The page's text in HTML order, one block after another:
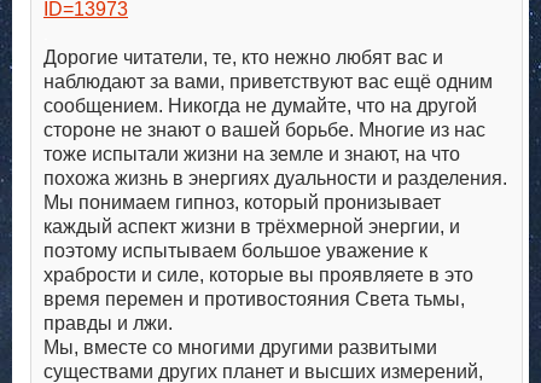
ID=13973
Дорогие читатели, те, кто нежно любят вас и
наблюдают за вами, приветствуют вас ещё одним
сообщением. Никогда не думайте, что на другой
стороне не знают о вашей борьбе. Многие из нас
тоже испытали жизни на земле и знают, на что
похожа жизнь в энергиях дуальности и разделения.
Мы понимаем гипноз, который пронизывает
каждый аспект жизни в трёхмерной энергии, и
поэтому испытываем большое уважение к
храбрости и силе, которые вы проявляете в это
время перемен и противостояния Света тьмы,
правды и лжи.
Мы, вместе со многими другими развитыми
существами других планет и высших измерений,